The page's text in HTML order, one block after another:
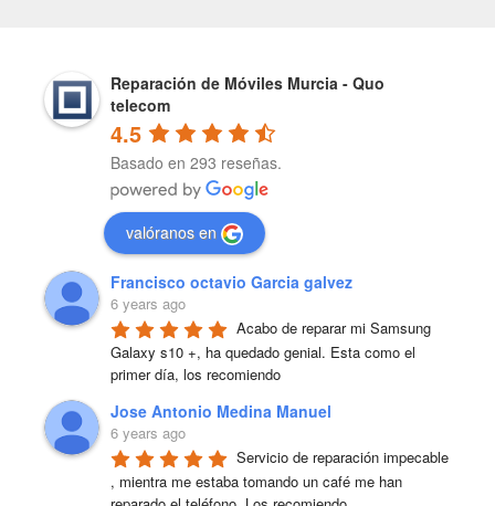
Reparación de Móviles Murcia - Quo
telecom
4.5
Basado en 293 reseñas.
valóranos en
Francisco octavio Garcia galvez
6 years ago
Acabo de reparar mi Samsung
Galaxy s10 +, ha quedado genial. Esta como el
primer día, los recomiendo
Jose Antonio Medina Manuel
6 years ago
Servicio de reparación impecable
, mientra me estaba tomando un café me han